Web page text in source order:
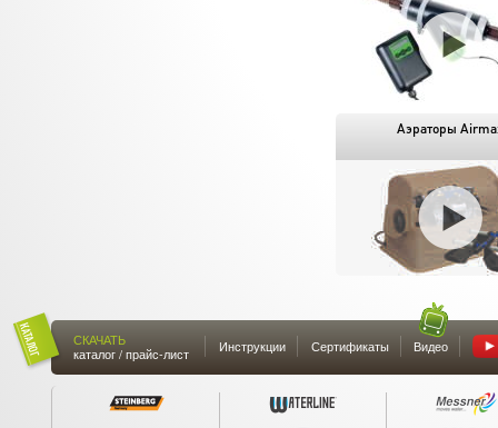
Аэраторы
СКАЧАТЬ
каталог / прайс-лист
Инструкции Сертификаты Видео